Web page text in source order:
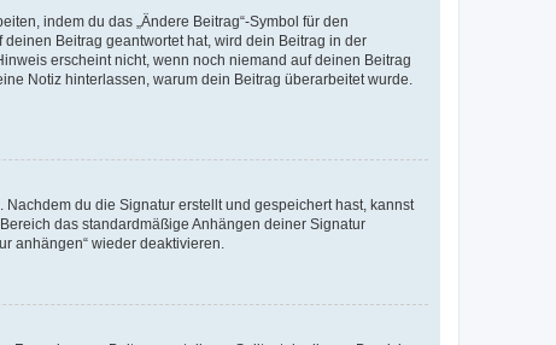
indem du das „Ändere Beitrag“-Symbol für den
Beitrag geantwortet hat, wird dein Beitrag in der
erscheint nicht, wenn noch niemand auf deinen Beitrag
Notiz hinterlassen, warum dein Beitrag überarbeitet wurde.
du die Signatur erstellt und gespeichert hast, kannst
das standardmäßige Anhängen deiner Signatur
anhängen“ wieder deaktivieren.